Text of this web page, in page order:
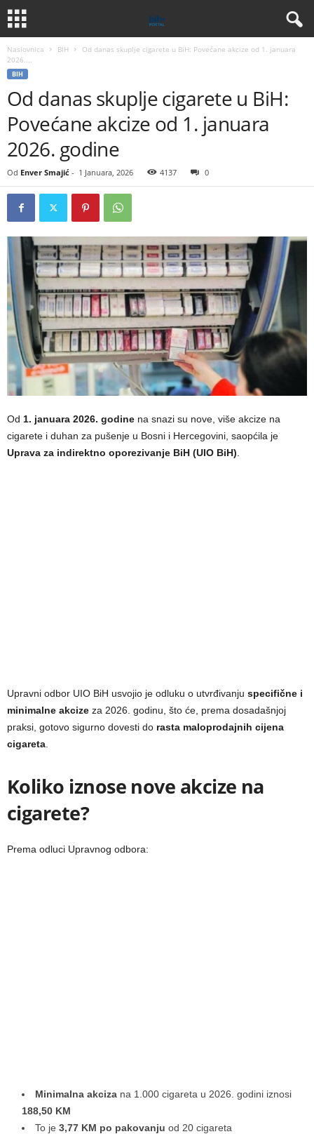
Naslovnica BIH
Od danas skuplje cigarete u BiH: Povećane akcize od 1. januara
2026....
BIH
Od danas skuplje cigarete u BiH:
Povećane akcize od 1. januara
2026. godine
Od Enver Smajić - 1 Januara, 2026 4137 0
Od 1. januara 2026. godine na snazi su nove, više akcize na
cigarete i duhan za pušenje u Bosni i Hercegovini, saopćila je
Uprava za indirektno oporezivanje BiH (UIO BiH)
Upravni odbor UIO BiH usvojio je odluku o utvrđivanju specifične i
minimalne akcize za 2026. godinu, što će, prema dosadašnjoj
praksi, gotovo sigurno dovesti do rasta maloprodajnih cijena
cigareta
Koliko iznose nove akcize na
cigarete?
Prema odluci Upravnog odbora:
Minimalna akciza na 1.000 cigareta u 2026. godini iznosi
188,50 KM
To je 3,77 KM po pakovanju od 20 cigareta